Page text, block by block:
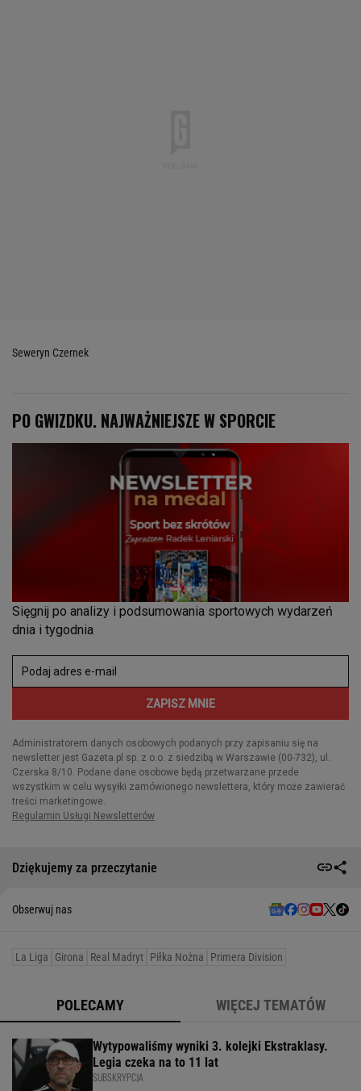
Seweryn Czernek
Dziękujemy za przeczytanie
Obserwuj nas
La Liga Girona Real Madryt Piłka Nożna Primera Division
POLECAMY WIĘCEJ TEMATÓW
Wytypowaliśmy wyniki 3. kolejki Ekstraklasy.
Legia czeka na to 11 lat
SUBSKRYPCJA